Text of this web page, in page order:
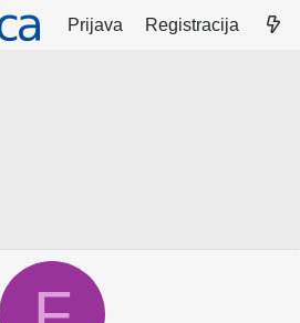
Prijava Registracija